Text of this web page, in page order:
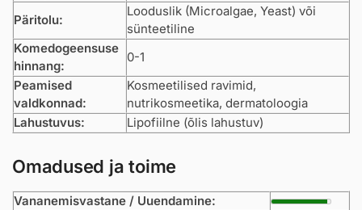
Päritolu:
Looduslik (Microalgae, Yeast) või
sünteetiline
Komedogeensuse
hinnang:
0-1
Peamised
valdkonnad:
Kosmeetilised ravimid,
nutrikosmeetika, dermatoloogia
Lahustuvus:
Lipofiilne (õlis lahustuv)
Omadused ja toime
Vananemisvastane / Uuendamine: